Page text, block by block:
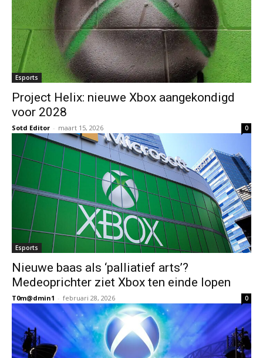
Esports
Project Helix: nieuwe Xbox aangekondigd
voor 2028
Sotd Editor - maart 15, 2026 0
Esports
Nieuwe baas als ‘palliatief arts’?
Medeoprichter ziet Xbox ten einde lopen
T0m@dmin1 - februari 28, 2026 0